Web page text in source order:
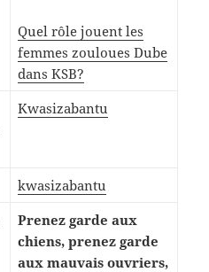
Quel rôle jouent les
femmes zouloues Dube
dans KSB?
Kwasizabantu
kwasizabantu
Prenez garde aux
chiens, prenez garde
aux mauvais ouvriers,